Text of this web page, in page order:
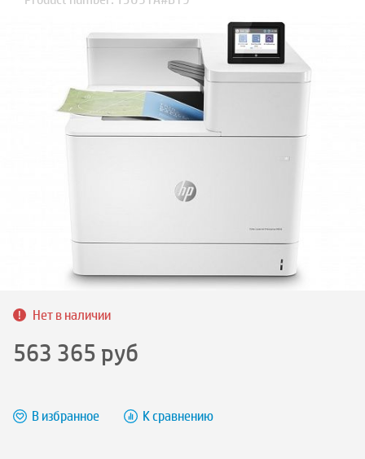
Нет в наличии
563 365 руб
В избранное К сравнению